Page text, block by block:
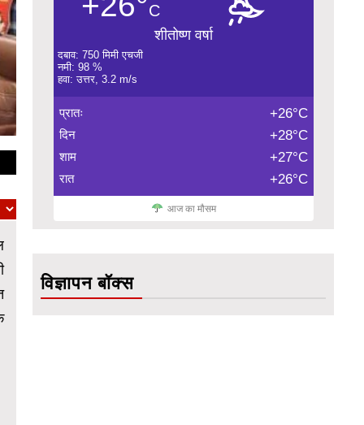
C
शीतोष्ण वर्षा
दबाव: 750 मिमी एचजी
नमी: 98 %
हवा: उत्तर, 3.2 m/s
प्रातः +26°C
दिन +28°C
शाम +27°C
रात +26°C
आज का मौसम
विज्ञापन बॉक्स